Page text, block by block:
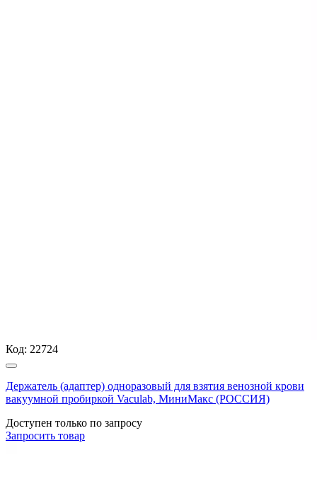
Код: 22724
Держатель (адаптер) одноразовый для взятия венозной крови
вакуумной пробиркой Vaculab, МиниМакс (РОССИЯ)
Доступен только по запросу
Запросить товар